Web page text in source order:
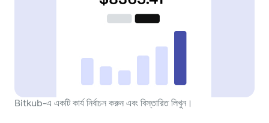
Bitkub-এ একটি কার্য নির্বাচন করুন এবং বিস্তারিত লিখুন।